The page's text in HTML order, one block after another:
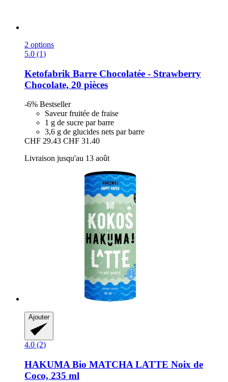
2 options
5.0 (1)
Ketofabrik Barre Chocolatée -​ Strawberry
Chocolate, 20 pièces
-6% Bestseller
Saveur fruitée de fraise
1 g de sucre par barre
3,6 g de glucides nets par barre
CHF 29.43 CHF 31.40
Livraison jusqu'au 13 août
Ajouter
4.0 (2)
HAKUMA Bio MATCHA LATTE Noix de
Coco, 235 ml